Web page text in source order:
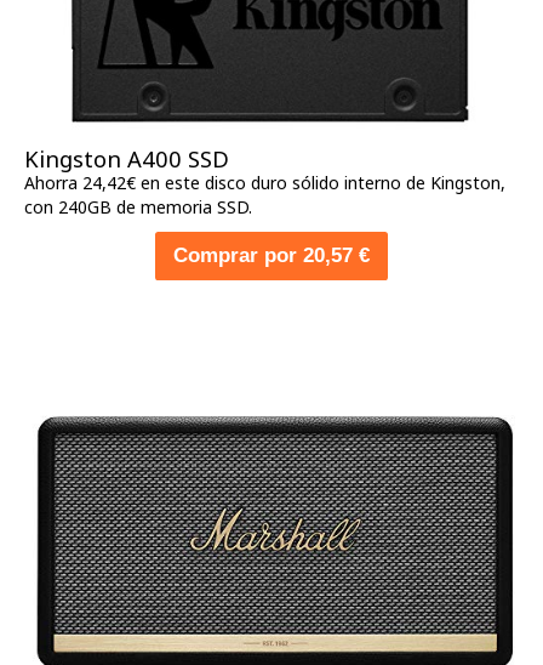
Kingston A400 SSD
Ahorra 24,42€ en este disco duro sólido interno de Kingston,
con 240GB de memoria SSD.
Comprar por 20,57 €